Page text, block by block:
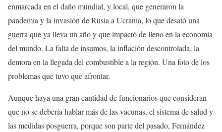
enmarcada en el daño mundial, y local, que generaron la
pandemia y la invasión de Rusia a Ucrania, lo que desató una
guerra que ya lleva un año y que impactó de lleno en la economía
del mundo. La falta de insumos, la inflación descontrolada, la
demora en la llegada del combustible a la región. Una foto de los
problemas que tuvo que afrontar.
Aunque haya una gran cantidad de funcionarios que consideran
que no se debería hablar más de las vacunas, el sistema de salud y
las medidas posguerra, porque son parte del pasado, Fernández